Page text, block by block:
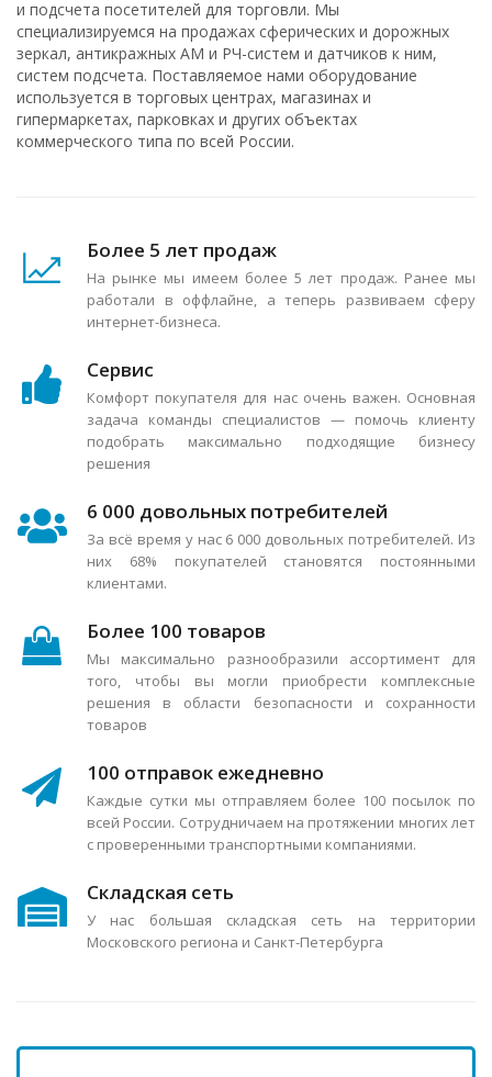
и подсчета посетителей для торговли. Мы
специализируемся на продажах сферических и дорожных
зеркал, антикражных АМ и РЧ-систем и датчиков к ним,
систем подсчета. Поставляемое нами оборудование
используется в торговых центрах, магазинах и
гипермаркетах, парковках и других объектах
коммерческого типа по всей России.
Более 5 лет продаж
На рынке мы имеем более 5 лет продаж. Ранее мы
работали в оффлайне, а теперь развиваем сферу
интернет-бизнеса.
Сервис
Комфорт покупателя для нас очень важен. Основная
задача команды специалистов — помочь клиенту
подобрать максимально подходящие бизнесу
решения
6 000 довольных потребителей
За всё время у нас 6 000 довольных потребителей. Из
них 68% покупателей становятся постоянными
клиентами.
Более 100 товаров
Мы максимально разнообразили ассортимент для
того, чтобы вы могли приобрести комплексные
решения в области безопасности и сохранности
товаров
100 отправок ежедневно
Каждые сутки мы отправляем более 100 посылок по
всей России. Сотрудничаем на протяжении многих лет
с проверенными транспортными компаниями.
Складская сеть
У нас большая складская сеть на территории
Московского региона и Санкт-Петербурга